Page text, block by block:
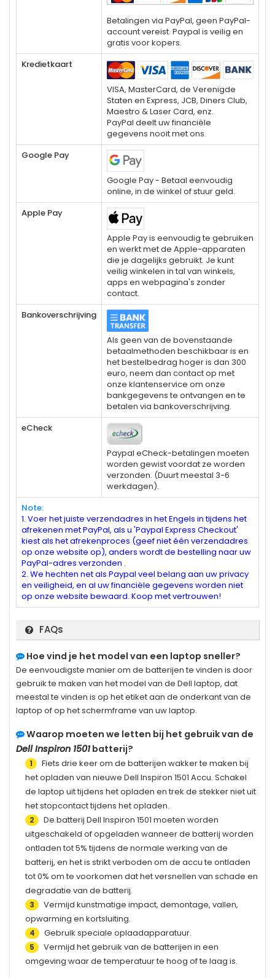
Betalingen via PayPal, geen PayPal-
account vereist. Paypal is veilig en
gratis voor kopers.
Kredietkaart
VISA, MasterCard, de Verenigde
Staten en Express, JCB, Diners Club,
Maestro & Laser Card, enz.
PayPal deelt uw financiële
gegevens nooit met ons.
Google Pay
Google Pay - Betaal eenvoudig
online, in de winkel of stuur geld.
Apple Pay
Apple Pay is eenvoudig te gebruiken
en werkt met de Apple-apparaten
die je dagelijks gebruikt. Je kunt
veilig winkelen in tal van winkels,
apps en webpagina's zonder
contact.
Bankoverschrijving
Als geen van de bovenstaande
betaalmethoden beschikbaar is en
het bestelbedrag hoger is dan 300
euro, neem dan contact op met
onze klantenservice om onze
bankgegevens te ontvangen en te
betalen via bankoverschrijving.
eCheck
Paypal eCheck-betalingen moeten
worden gewist voordat ze worden
verzonden. (Duurt meestal 3-6
werkdagen).
Note:
1. Voer het juiste verzendadres in het Engels in tijdens het
afrekenen met PayPal, als u 'Paypal Express Checkout'
kiest als het afrekenproces (geef niet één verzendadres
op onze website op), anders wordt de bestelling naar uw
PayPal-adres verzonden .
2. We hechten net als Paypal veel belang aan uw privacy
en veiligheid, en al uw financiële gegevens worden niet
op onze website bewaard. Koop met vertrouwen!
FAQs
Hoe vind je het model van een laptop sneller?
De eenvoudigste manier om de batterijen te vinden is door
gebruik te maken van het model van de Dell laptop, dat
meestal te vinden is op het etiket aan de onderkant van de
laptop of op het schermframe van uw laptop.
Waarop moeten we letten bij het gebruik van de
Dell Inspiron 1501batterij?
1
Fiets drie keer om de batterijen wakker te maken bij
het opladen van nieuwe Dell Inspiron 1501 Accu. Schakel
de laptop uit tijdens het opladen en trek de stekker niet uit
het stopcontact tijdens het opladen.
2 De batterij Dell Inspiron 1501 moeten worden
uitgeschakeld of opgeladen wanneer de batterij worden
ontladen tot 5% tijdens de normale werking van de
batterij, en het is strikt verboden om de accu te ontladen
tot 0% om te voorkomen dat het versnellen van schade en
degradatie van de batterij.
3
Vermijd kunstmatige impact, demontage, vallen,
opwarming en kortsluiting.
4 Gebruik speciale oplaadapparatuur.
5
Vermijd het gebruik van de batterijen in een
omgeving waar de temperatuur te hoog of te laag is.